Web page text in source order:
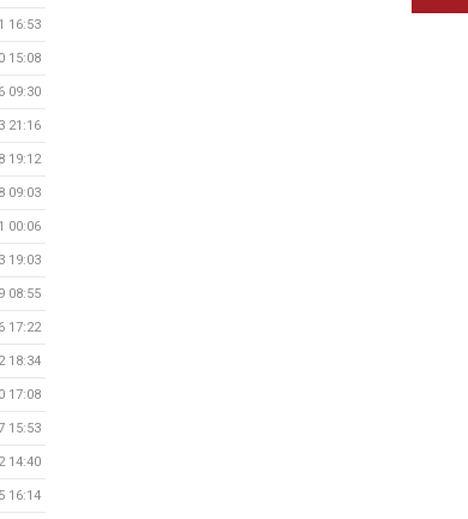
16:53
15:08
09:30
21:16
19:12
09:03
00:06
19:03
08:55
17:22
18:34
17:08
15:53
14:40
16:14